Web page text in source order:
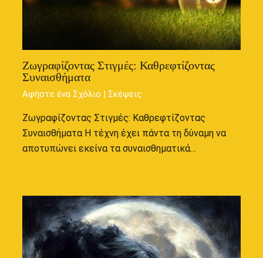
Ζωγραφίζοντας Στιγμές: Καθρεφτίζοντας
Συναισθήματα
Αφήστε ένα Σχόλιο | Σκέψεις
Ζωγραφίζοντας Στιγμές: Καθρεφτίζοντας
Συναισθήματα Η τέχνη έχει πάντα τη δύναμη να
αποτυπώνει εκείνα τα συναισθηματικά…